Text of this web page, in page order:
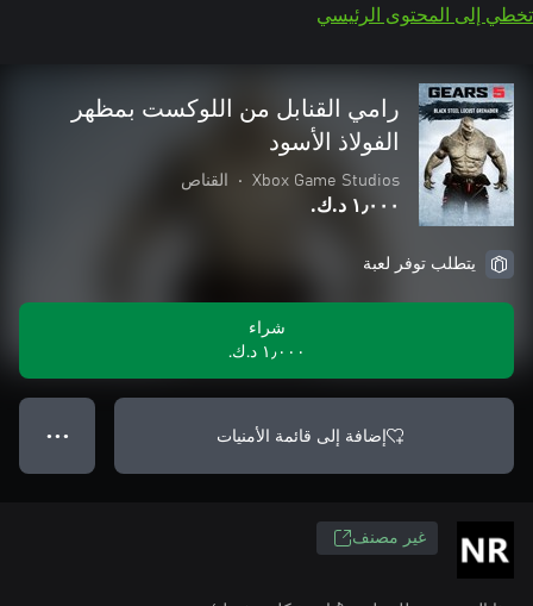
تخطي إلى المحتوى الرئيسي
رامي القنابل من اللوكست بمظهر
الفولاذ الأسود
Xbox Game Studios
• القناص
١٫٠٠٠ د.ك.‏
يتطلب توفر لعبة
شراء
١٫٠٠٠ د.ك.‏
إضافة إلى قائمة الأمنيات ● ● ●
غير مصنف